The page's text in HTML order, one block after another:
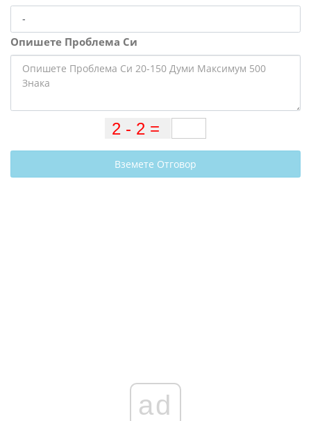
Опишете Проблема Си
Вземете Отговор
ad